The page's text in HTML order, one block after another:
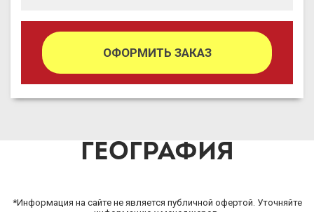
ОФОРМИТЬ ЗАКАЗ
ГЕОГРАФИЯ
*Информация на сайте не является публичной офертой. Уточняйте